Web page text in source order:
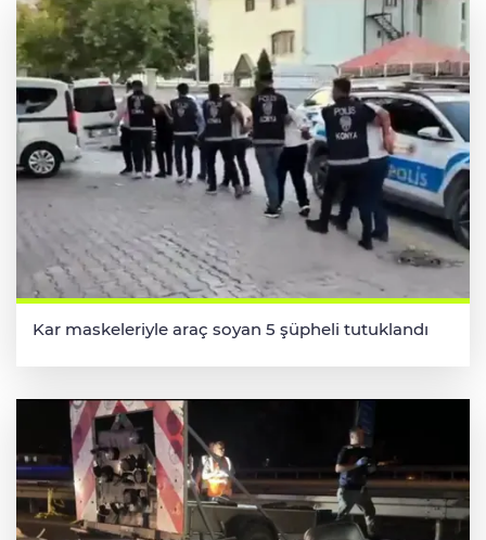
Kar maskeleriyle araç soyan 5 şüpheli tutuklandı